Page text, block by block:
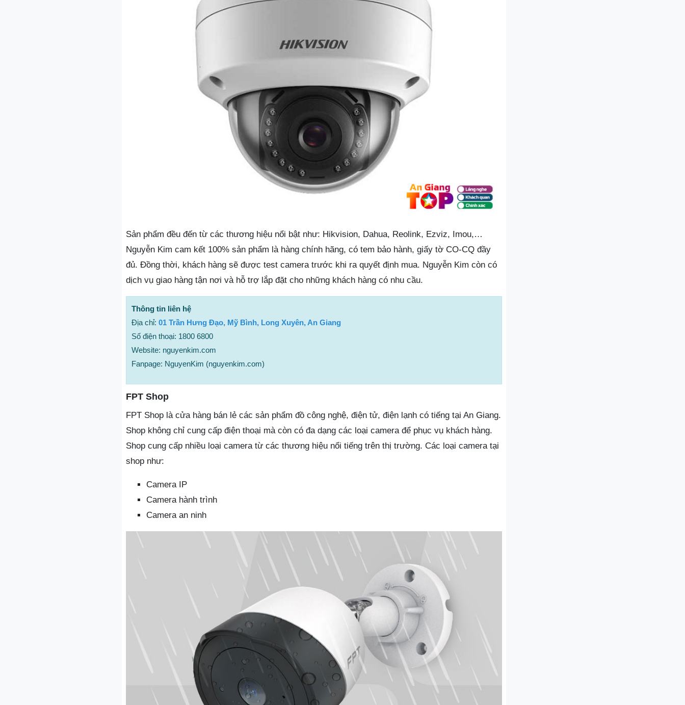
Sản phẩm đều đến từ các thương hiệu nổi bật như: Hikvision, Dahua, Reolink, Ezviz, Imou,…
Nguyễn Kim cam kết 100% sản phẩm là hàng chính hãng, có tem bảo hành, giấy tờ CO-CQ đầy
đủ. Đồng thời, khách hàng sẽ được test camera trước khi ra quyết định mua. Nguyễn Kim còn có
dịch vụ giao hàng tận nơi và hỗ trợ lắp đặt cho những khách hàng có nhu cầu.
Thông tin liên hệ
Địa chỉ: 01 Trần Hưng Đạo, Mỹ Bình, Long Xuyên, An Giang
Số điện thoại: 1800 6800
Website: nguyenkim.com
Fanpage: NguyenKim (nguyenkim.com)
FPT Shop
FPT Shop là cửa hàng bán lẻ các sản phẩm đồ công nghệ, điện tử, điện lạnh có tiếng tại An Giang.
Shop không chỉ cung cấp điện thoại mà còn có đa dạng các loại camera để phục vụ khách hàng.
Shop cung cấp nhiều loại camera từ các thương hiệu nổi tiếng trên thị trường. Các loại camera tại
shop như:
Camera IP
Camera hành trình
Camera an ninh